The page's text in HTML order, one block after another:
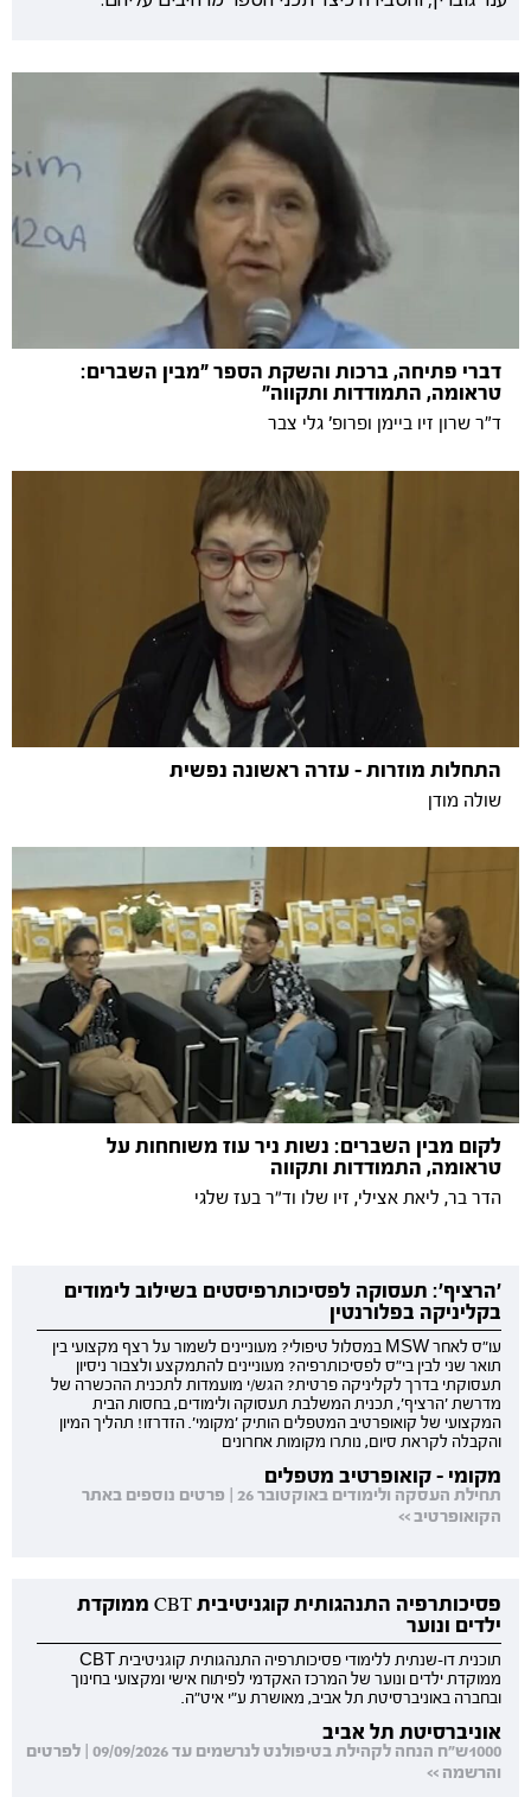
דברי פתיחה, ברכות והשקת הספר "מבין השברים:
טראומה, התמודדות ותקווה"
ד"ר שרון זיו ביימן ופרופ' גלי צבר
התחלות מוזרות - עזרה ראשונה נפשית
שולה מודן
לקום מבין השברים: נשות ניר עוז משוחחות על
טראומה, התמודדות ותקווה
הדר בר, ליאת אצילי, זיו שלו וד״ר בעז שלגי
'הרציף': תעסוקה לפסיכותרפיסטים בשילוב לימודים
בקליניקה בפלורנטין
עו"ס לאחר MSW במסלול טיפולי? מעוניינים לשמור על רצף מקצועי בין
תואר שני לבין בי"ס לפסיכותרפיה? מעוניינים להתמקצע ולצבור ניסיון
תעסוקתי בדרך לקליניקה פרטית? הגש/י מועמדות לתכנית ההכשרה של
מדרשת 'הרציף', תכנית המשלבת תעסוקה ולימודים, בחסות הבית
המקצועי של קואופרטיב המטפלים הותיק 'מקומי'. הזדרזו! תהליך המיון
והקבלה לקראת סיום, נותרו מקומות אחרונים
מקומי - קואופרטיב מטפלים
תחילת העסקה ולימודים באוקטובר 26 | פרטים נוספים באתר
הקואופרטיב >>
פסיכותרפיה התנהגותית קוגניטיבית CBT ממוקדת
ילדים ונוער
תוכנית דו-שנתית ללימודי פסיכותרפיה התנהגותית קוגניטיבית CBT
ממוקדת ילדים ונוער של המרכז האקדמי לפיתוח אישי ומקצועי בחינוך
ובחברה באוניברסיטת תל אביב, מאושרת ע"י איט"ה.
אוניברסיטת תל אביב
1000ש"ח הנחה לקהילת בטיפולנט לנרשמים עד 09/09/2026 | לפרטים
והרשמה >>